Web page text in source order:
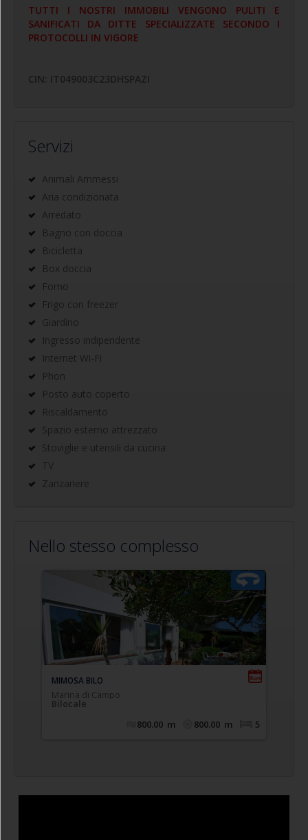
TUTTI I NOSTRI IMMOBILI VENGONO PULITI E
SANIFICATI DA DITTE SPECIALIZZATE SECONDO I
PROTOCOLLI IN VIGORE
CIN: IT049003C23DHSPAZI
Servizi
Animali Ammessi
Aria condizionata
Arredato
Bagno con doccia
Bicicletta
Box doccia
Forno
Frigo con freezer
Giardino
Ingresso indipendente
Internet Wi-Fi
Phon
Posto auto coperto
Riscaldamento
Spazio esterno attrezzato
Stoviglie e utensili da cucina
TV
Zanzariere
Nello stesso complesso